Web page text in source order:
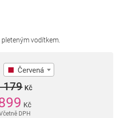
vodítkem.
Červená
179 Kč
Kč
DPH